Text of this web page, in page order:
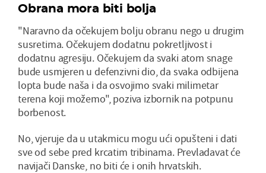
Obrana mora biti bolja
"Naravno da očekujem bolju obranu nego u drugim
susretima. Očekujem dodatnu pokretljivost i
dodatnu agresiju. Očekujem da svaki atom snage
bude usmjeren u defenzivni dio, da svaka odbijena
lopta bude naša i da osvojimo svaki milimetar
terena koji možemo", poziva izbornik na potpunu
borbenost.
No, vjeruje da u utakmicu mogu ući opušteni i dati
sve od sebe pred krcatim tribinama. Prevladavat će
navijači Danske, no biti će i onih hrvatskih.